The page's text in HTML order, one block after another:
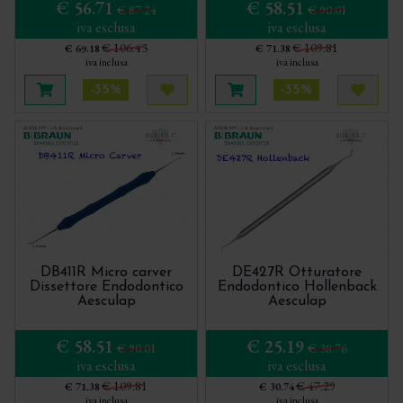
€ 56.71 € 87.24
iva esclusa
€ 69.18€ 106.43
iva inclusa
Aggiungi al carrello
-35%
Acquista più tardi
€ 58.51 € 90.01
iva esclusa
€ 71.38€ 109.81
iva inclusa
Aggiungi al carrello
-35%
DB411R Micro carver
Dissettore Endodontico
Aesculap
€ 58.51 € 90.01
iva esclusa
€ 71.38€ 109.81
DE427R Otturatore
Endodontico Hollenback
Aesculap
€ 25.19 € 38.76
iva esclusa
€ 30.74€ 47.29
Micro Chirurgia Aesculap
Modellazione Composito Aesculap
Ortodonzia Aesculap BBraun
implantologia Aesculap
Pinze Aesculap per estrazione arcata inferiore
Pinze Aesculap per estrazione arcata superiore
Pinze ossivore Aesculap
Pinzette Chirurgiche Aesculap
Scalpelli Aesculap
Sistema Pinza e Clip di RANAY